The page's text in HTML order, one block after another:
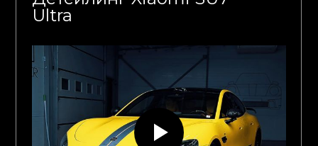
Ultra